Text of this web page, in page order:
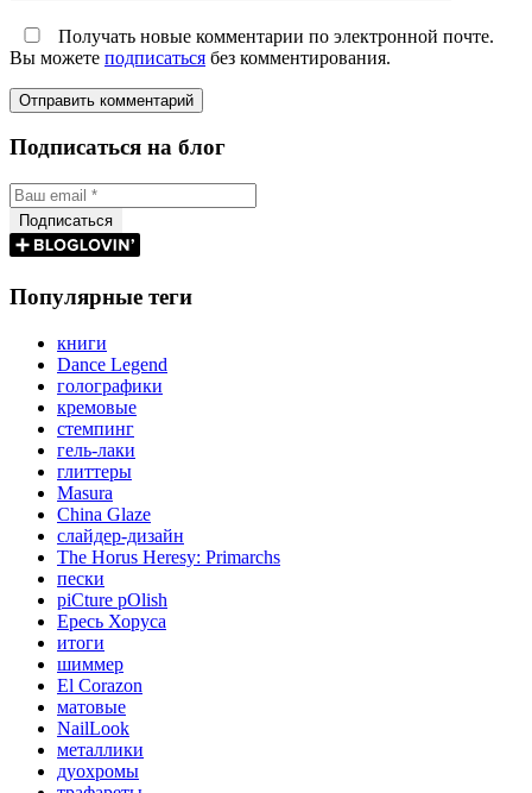
Получать новые комментарии по электронной почте.
Вы можете подписаться без комментирования.
Подписаться на блог
Популярные теги
книги
Dance Legend
голографики
кремовые
стемпинг
гель-лаки
глиттеры
Masura
China Glaze
слайдер-дизайн
The Horus Heresy: Primarchs
пески
piCture pOlish
Ересь Хоруса
итоги
шиммер
El Corazon
матовые
NailLook
металлики
дуохромы